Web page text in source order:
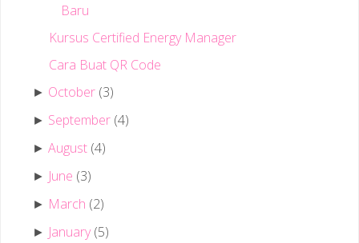
Baru
Kursus Certified Energy Manager
Cara Buat QR Code
► October (3)
► September (4)
►August (4)
► June (3)
► March (2)
► January (5)